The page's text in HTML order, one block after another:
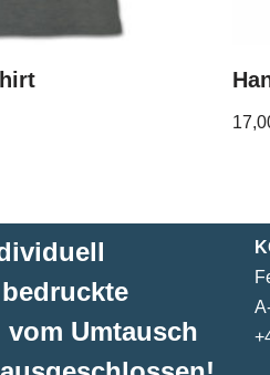
Umtausch